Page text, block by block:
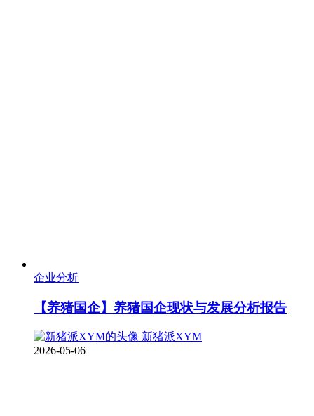
企业分析
【养猪国企】养猪国企现状与发展分析报告
新猪派XYM
2026-05-06